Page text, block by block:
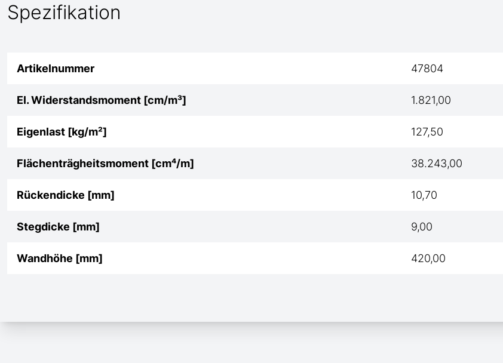
Spezifikation
Artikelnummer 47804
El. Widerstandsmoment [cm/m³] 1.821,00
Eigenlast [kg/m²] 127,50
Flächenträgheitsmoment [cm⁴/m] 38.243,00
Rückendicke [mm] 10,70
Stegdicke [mm] 9,00
Wandhöhe [mm] 420,00